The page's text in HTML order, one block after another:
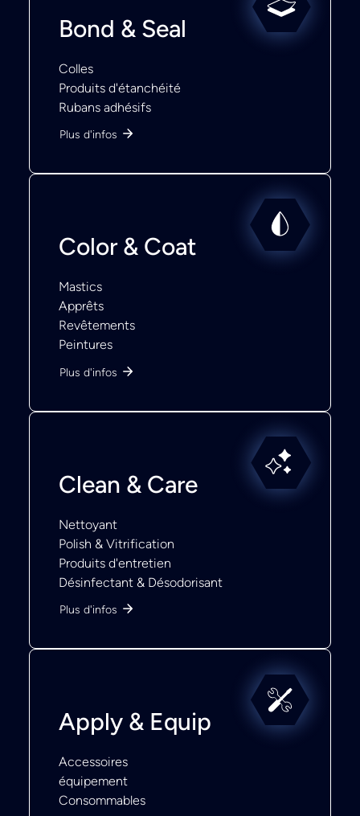
Bond & Seal
Colles
Produits d'étanchéité
Rubans adhésifs
Plus d'infos
Color & Coat
Mastics
Apprêts
Revêtements
Peintures
Plus d'infos
Clean & Care
Nettoyant
Polish & Vitrification
Produits d'entretien
Désinfectant & Désodorisant
Plus d'infos
Apply & Equip
Accessoires
équipement
Consommables